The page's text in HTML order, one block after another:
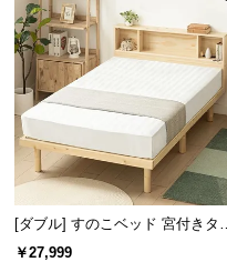
[ダブル] すのこベッド 宮付きタイ
プ
￥27,999